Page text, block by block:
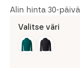
Alin hinta 30-
Valitse väri